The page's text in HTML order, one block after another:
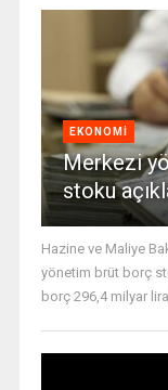
EKONOMI
Merkezi
stoku
Hazine ve Maliye
yönetim brüt borç
borç 296,4 milyar lira